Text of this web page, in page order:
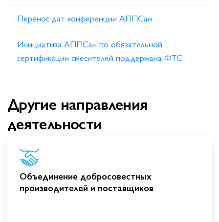
Перенос дат конференции АППСан
Инициатива АППСан по обязательной
сертификации смесителей поддержана ФТС
Другие направления
деятельности
Объединение добросовестных
производителей и поставщиков